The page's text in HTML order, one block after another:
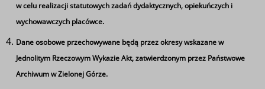
w celu realizacji statutowych zadań dydaktycznych, opiekuńczych i
wychowawczych placówce.
Dane osobowe przechowywane będą przez okresy wskazane w
Jednolitym Rzeczowym Wykazie Akt, zatwierdzonym przez Państwowe
Archiwum w Zielonej Górze.